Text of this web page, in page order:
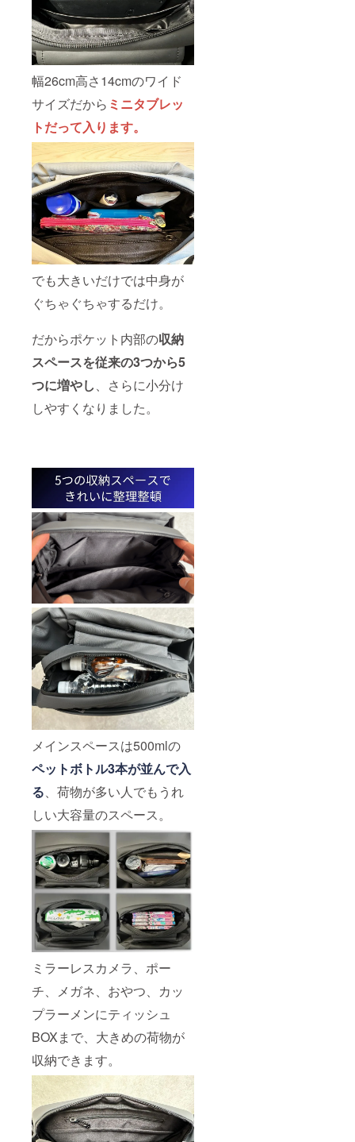
幅26cm高さ14cmのワイド
サイズだから ミニタブレッ
トだって入ります。
でも大きいだけでは中身が
ぐちゃぐちゃするだけ。
だからポケット内部の収納
スペースを従来の3つから5
つに増やし、さらに小分け
しやすくなりました。
メインスペースは500mlの
ペットボトル3本が並んで入
る、荷物が多い人でもうれ
しい大容量のスペース。
ミラーレスカメラ、ポー
チ、メガネ、おやつ、カッ
プラーメンにティッシュ
BOXまで、大きめの荷物が
収納できます。